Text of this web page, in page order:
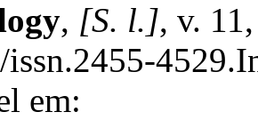
, [S. l.], v.
em: